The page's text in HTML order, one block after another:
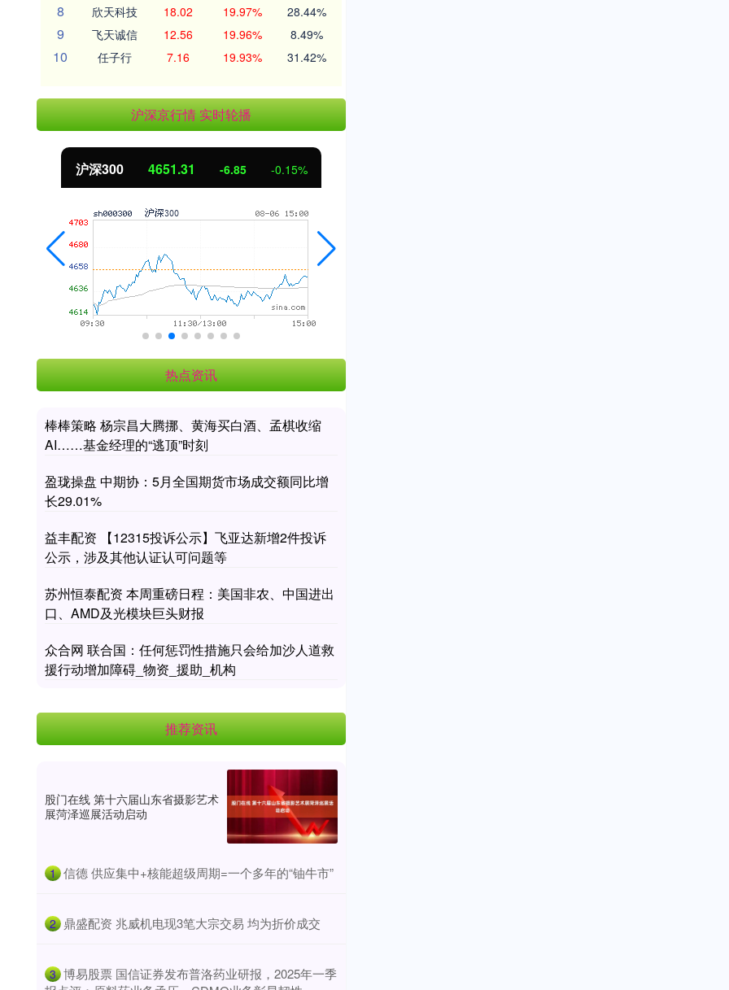
8 欣天科技 18.02 19.97% 28.44%
9 飞天诚信 12.56 19.96% 8.49%
10 任子行 7.16 19.93% 31.42%
沪深京行情 实时轮播
北证50 1122.88 3.42 0.30%
热点资讯
棒棒策略 杨宗昌大腾挪、黄海买白酒、孟棋收缩
AI……基金经理的“逃顶”时刻
盈珑操盘 中期协：5月全国期货市场成交额同比增
长29.01%
益丰配资 【12315投诉公示】飞亚达新增2件投诉
公示，涉及其他认证认可问题等
苏州恒泰配资 本周重磅日程：美国非农、中国进出
口、AMD及光模块巨头财报
众合网 联合国：任何惩罚性措施只会给加沙人道救
援行动增加障碍_物资_援助_机构
推荐资讯
股门在线 第十六届山东省摄影艺术
展菏泽巡展活动启动
1 ​信德 供应集中+核能超级周期=一个多年的“铀牛市”
2 ​鼎盛配资 兆威机电现3笔大宗交易 均为折价成交
3 ​博易股票 国信证券发布普洛药业研报，2025年一季